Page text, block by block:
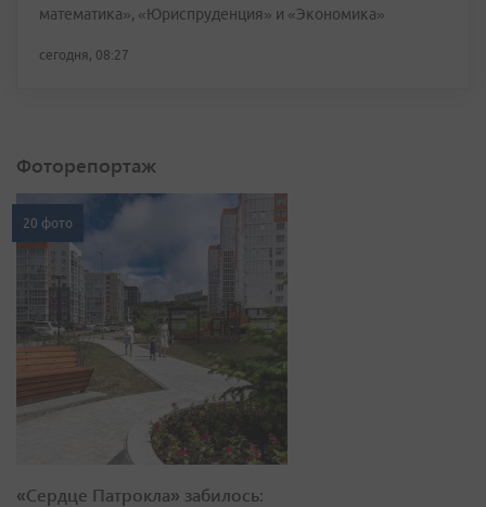
математика», «Юриспруденция» и «Экономика»
сегодня, 08:27
Фоторепортаж
20 фото
«Сердце Патрокла» забилось: